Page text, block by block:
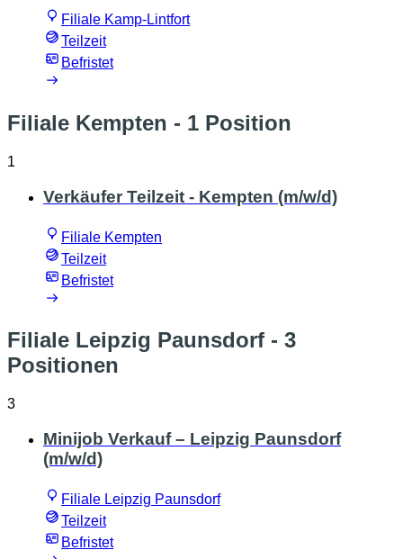
Filiale Kamp-Lintfort
Teilzeit
Befristet
Filiale Kempten - 1 Position
1
Verkäufer Teilzeit - Kempten (m/w/d)
Filiale Kempten
Teilzeit
Befristet
Filiale Leipzig Paunsdorf - 3
Positionen
3
Minijob Verkauf – Leipzig Paunsdorf
(m/w/d)
Filiale Leipzig Paunsdorf
Teilzeit
Befristet